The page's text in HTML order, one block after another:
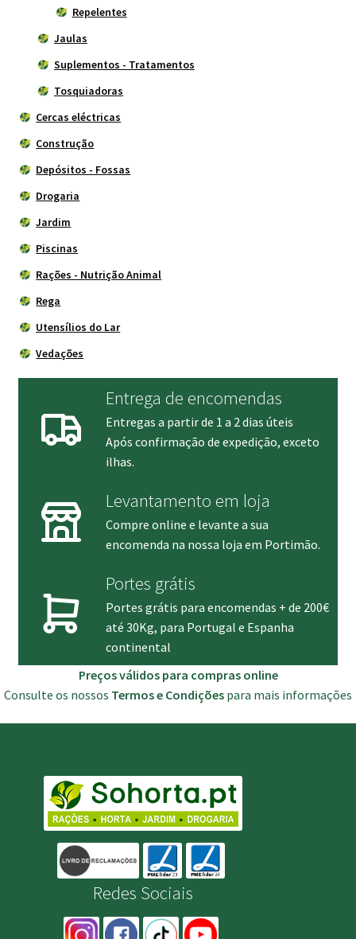
Repelentes
Jaulas
Suplementos - Tratamentos
Tosquiadoras
Cercas eléctricas
Construção
Depósitos - Fossas
Drogaria
Jardim
Piscinas
Rações - Nutrição Animal
Rega
Utensílios do Lar
Vedações
Entrega de encomendas
Entregas a partir de 1 a 2 dias úteis
Após confirmação de expedição, exceto
ilhas.
Levantamento em loja
Compre online e levante a sua
encomenda na nossa loja em Portimão.
Portes grátis
Portes grátis para encomendas + de 200€
até 30Kg, para Portugal e Espanha
continental
Preços válidos para compras online
Consulte os nossos Termos e Condições para mais informações
Redes Sociais